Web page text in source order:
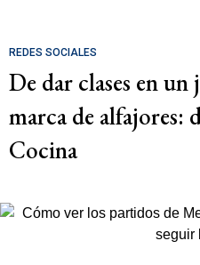
REDES SOCIALES
De dar clases en
marca de alfajores:
Cocina